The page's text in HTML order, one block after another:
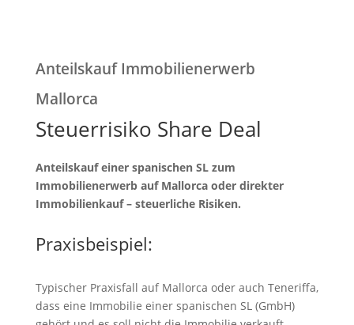
Anteilskauf Immobilienerwerb
Mallorca
Steuerrisiko Share Deal
Anteilskauf einer spanischen SL zum
Immobilienerwerb auf Mallorca oder direkter
Immobilienkauf – steuerliche Risiken.
Praxisbeispiel:
Typischer Praxisfall auf Mallorca oder auch Teneriffa,
dass eine Immobilie einer spanischen SL (GmbH)